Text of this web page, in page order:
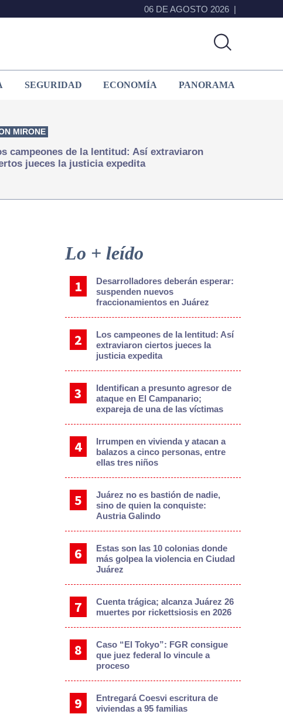
06 DE AGOSTO 2026
SEGURIDAD ECONOMÍA PANORAMA
MIRONE
campeones de la lentitud: Así extraviaron
jueces la justicia expedita
Sidebar
Lo + leído
Desarrolladores deberán esperar:
suspenden nuevos
fraccionamientos en Juárez
Los campeones de la lentitud: Así
extraviaron ciertos jueces la
justicia expedita
Identifican a presunto agresor de
ataque en El Campanario;
expareja de una de las víctimas
Irrumpen en vivienda y atacan a
balazos a cinco personas, entre
ellas tres niños
Juárez no es bastión de nadie,
sino de quien la conquiste:
Austria Galindo
Estas son las 10 colonias donde
más golpea la violencia en Ciudad
Juárez
Cuenta trágica; alcanza Juárez 26
muertes por rickettsiosis en 2026
Caso “El Tokyo”: FGR consigue
que juez federal lo vincule a
proceso
Entregará Coesvi escritura de
viviendas a 95 familias